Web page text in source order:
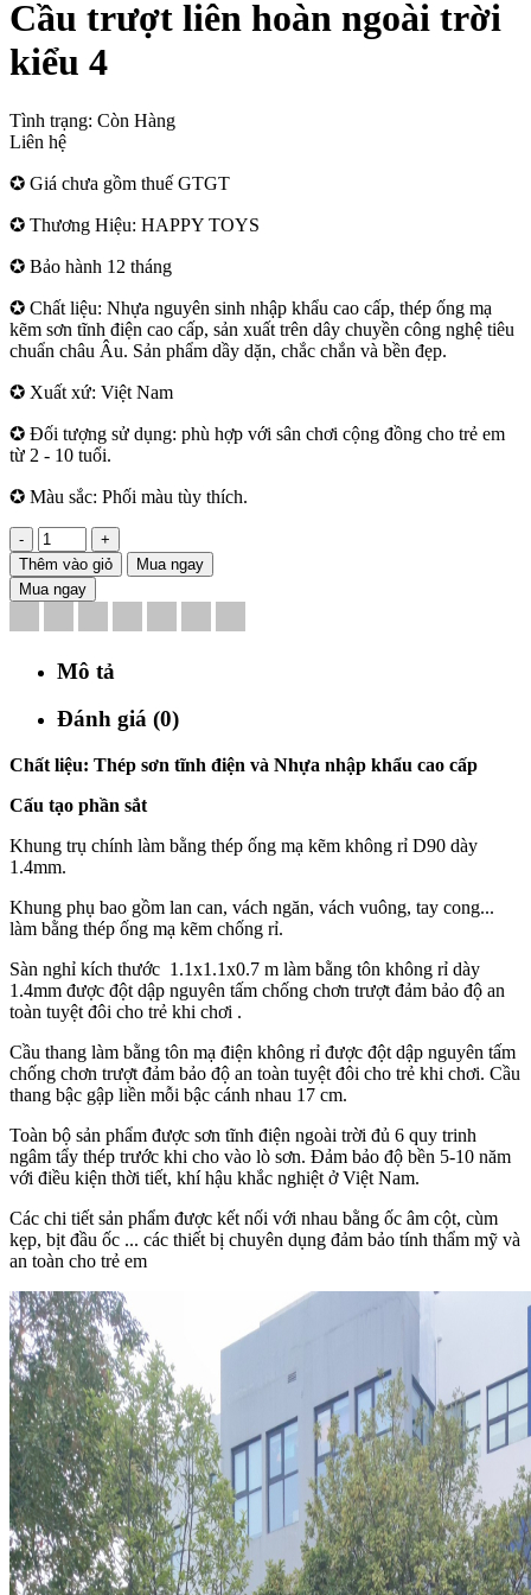
Cầu trượt liên hoàn ngoài trời
kiểu 4
Tình trạng: Còn Hàng
Liên hệ
✪ Giá chưa gồm thuế GTGT
✪ Thương Hiệu: HAPPY TOYS
✪ Bảo hành 12 tháng
✪ Chất liệu: Nhựa nguyên sinh nhập khẩu cao cấp, thép ống mạ
kẽm sơn tĩnh điện cao cấp, sản xuất trên dây chuyền công nghệ tiêu
chuẩn châu Âu. Sản phẩm dầy dặn, chắc chắn và bền đẹp.
✪ Xuất xứ: Việt Nam
✪ Đối tượng sử dụng: phù hợp với sân chơi cộng đồng cho trẻ em
từ 2 - 10 tuổi.
✪ Màu sắc: Phối màu tùy thích.
-
+
Thêm vào giỏ
Mua ngay
Mua ngay
Mô tả
Đánh giá (0)
Chất liệu: Thép sơn tĩnh điện và Nhựa nhập khẩu cao cấp
Cấu tạo phần sắt
Khung trụ chính làm bằng thép ống mạ kẽm không rỉ D90 dày
1.4mm.
Khung phụ bao gồm lan can, vách ngăn, vách vuông, tay cong...
làm bằng thép ống mạ kẽm chống rỉ.
Sàn nghỉ kích thước 1.1x1.1x0.7 m làm bằng tôn không rỉ dày
1.4mm được đột dập nguyên tấm chống chơn trượt đảm bảo độ an
toàn tuyệt đôi cho trẻ khi chơi .
Cầu thang làm bằng tôn mạ điện không rỉ được đột dập nguyên tấm
chống chơn trượt đảm bảo độ an toàn tuyệt đôi cho trẻ khi chơi. Cầu
thang bậc gập liền mỗi bậc cánh nhau 17 cm.
Toàn bộ sản phẩm được sơn tĩnh điện ngoài trời đủ 6 quy trinh
ngâm tẩy thép trước khi cho vào lò sơn. Đảm bảo độ bền 5-10 năm
với điều kiện thời tiết, khí hậu khắc nghiệt ở Việt Nam.
Các chi tiết sản phẩm được kết nối với nhau bằng ốc âm cột, cùm
kẹp, bịt đầu ốc ... các thiết bị chuyên dụng đảm bảo tính thẩm mỹ và
an toàn cho trẻ em